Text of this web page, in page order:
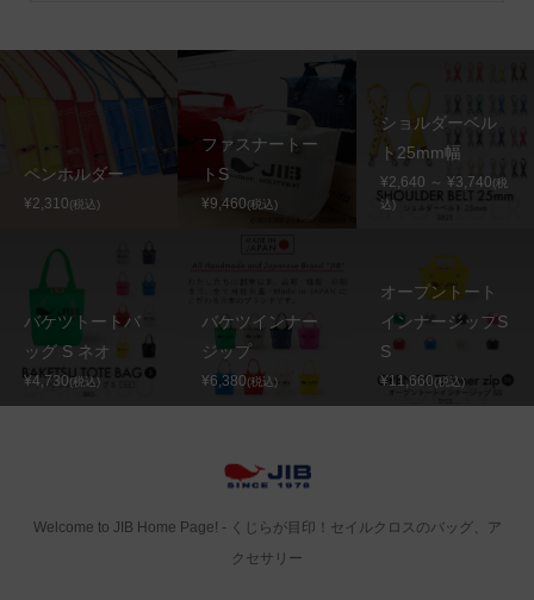
ペンホルダー
¥2,310(税込)
ファスナートー
トS
¥9,460(税込)
ショルダーベル
ト25mm幅
¥2,640 ～ ¥3,740(税
込)
バケツトートバ
ッグ S ネオ
¥4,730(税込)
バケツインナー
ジップ
¥6,380(税込)
オープントート
インナージップS
S
¥11,660(税込)
Welcome to JIB Home Page! ‐ くじらが目印！セイルクロスのバッグ、ア
クセサリー